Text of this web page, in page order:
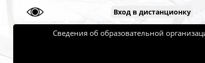
Вход в дистанционку
Сведения об образовательной